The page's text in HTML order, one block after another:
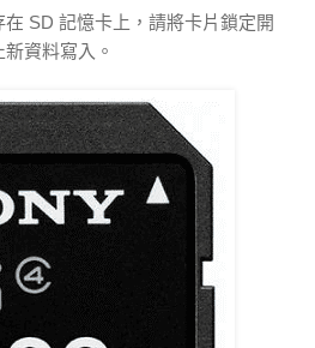
SD 記憶卡上，請將卡片鎖定開
資料寫入。